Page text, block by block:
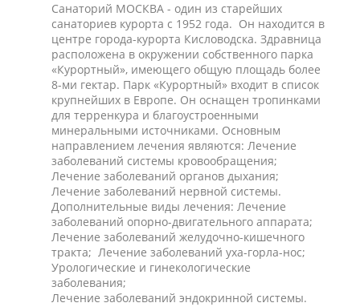
Санаторий МОСКВА - один из старейших
санаториев курорта с 1952 года. Он находится в
центре города-курорта Кисловодска. Здравница
расположена в окружении собственного парка
«Курортный», имеющего общую площадь более
8-ми гектар. Парк «Курортный» входит в список
крупнейших в Европе. Он оснащен тропинками
для терренкура и благоустроенными
минеральными источниками. Основным
направлением лечения являются: Лечение
заболеваний системы кровообращения;
Лечение заболеваний органов дыхания;
Лечение заболеваний нервной системы.
Дополнительные виды лечения: Лечение
заболеваний опорно-двигательного аппарата;
Лечение заболеваний желудочно-кишечного
тракта; Лечение заболеваний уха-горла-нос;
Урологические и гинекологические
заболевания;
Лечение заболеваний эндокринной системы.